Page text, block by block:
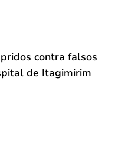
contra falsos
de Itagimirim